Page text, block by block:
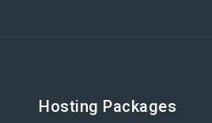
Hosting Packages